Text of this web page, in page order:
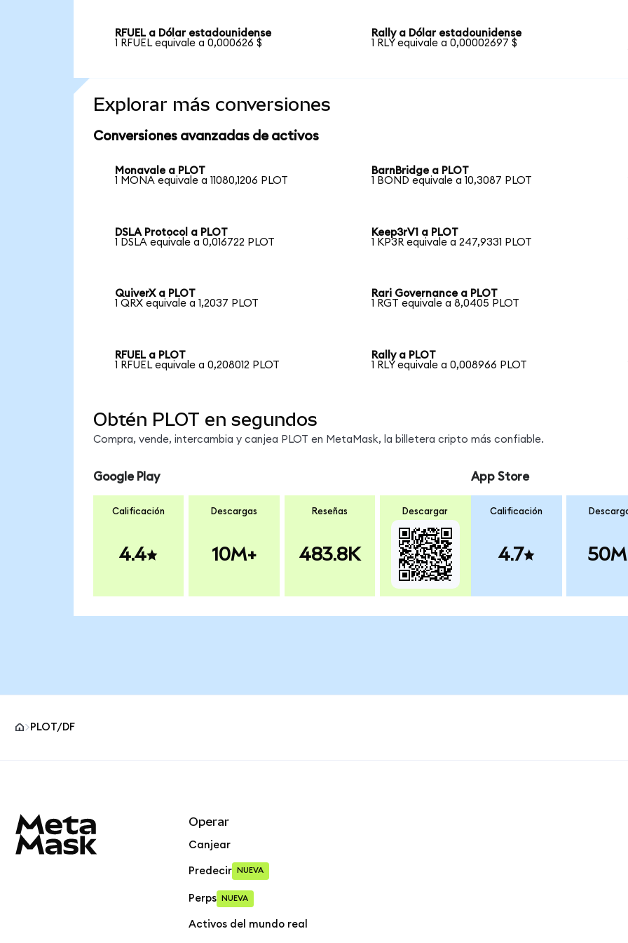
RFUEL a Dólar estadounidense
1 RFUEL equivale a 0,000626 $
Rally a Dólar estadounidense
1 RLY equivale a 0,00002697 $
Explorar más conversiones
Conversiones avanzadas de activos
Monavale a PLOT
1 MONA equivale a 11080,1206 PLOT
BarnBridge a PLOT
1 BOND equivale a 10,3087 PLOT
DSLA Protocol a PLOT
1 DSLA equivale a 0,016722 PLOT
Keep3rV1 a PLOT
1 KP3R equivale a 247,9331 PLOT
QuiverX a PLOT
1 QRX equivale a 1,2037 PLOT
Rari Governance a PLOT
1 RGT equivale a 8,0405 PLOT
RFUEL a PLOT
1 RFUEL equivale a 0,208012 PLOT
Rally a PLOT
1 RLY equivale a 0,008966 PLOT
Obtén PLOT en segundos
Compra, vende, intercambia y canjea PLOT en MetaMask, la billetera cripto más confiable.
Google Play
Calificación
4.4
Descargas
10M+
Reseñas
483.8K
Descargar
App Store
Calificación
4.7
PLOT/DF
Operar
Canjear
Predecir NUEVA
Perps NUEVA
Activos del mundo real